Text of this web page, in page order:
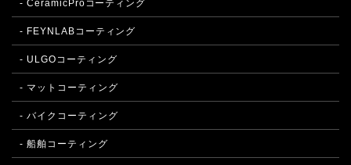
- CeramicProコーティング
- FEYNLABコーティング
- ULGOコーティング
- マットコーティング
- バイクコーティング
- 船舶コーティング